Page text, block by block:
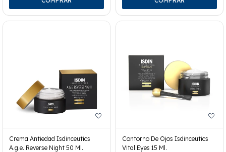
Crema Antiedad Isdinceutics
A.g.e. Reverse Night 50 Ml.
Contorno De Ojos Isdinceutics
Vital Eyes 15 Ml.